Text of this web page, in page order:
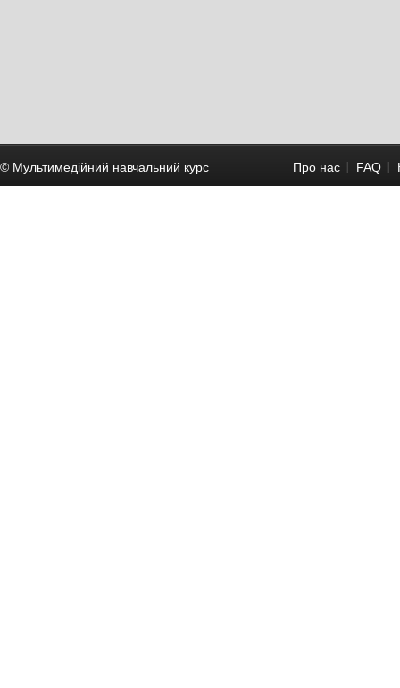
© Мультимедійний навчальний курc Про нас FAQ